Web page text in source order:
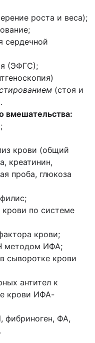
роста и веса);
(ЭФГС);
(стоя и
вмешательства:
крови (общий
креатинин,
проба, глюкоза
по системе
крови;
ИФА;
крови
антител к
крови ИФА-
ФА,